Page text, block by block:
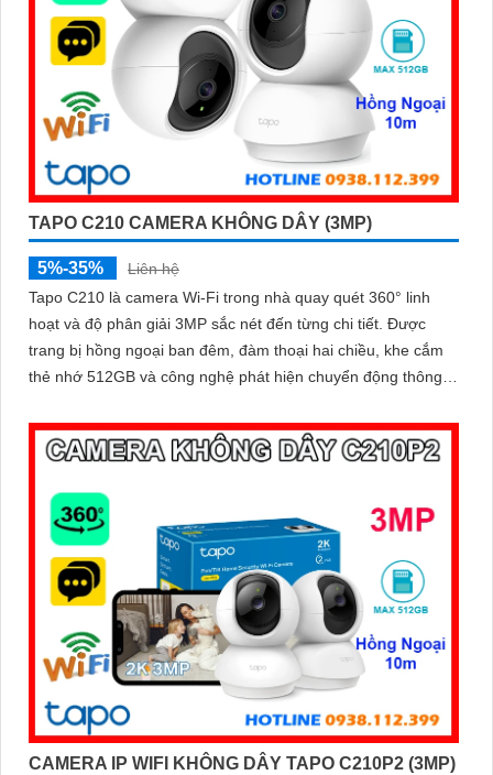
TAPO C210 CAMERA KHÔNG DÂY (3MP)
5%-35%
Liên hệ
Tapo C210 là camera Wi-Fi trong nhà quay quét 360° linh
hoạt và độ phân giải 3MP sắc nét đến từng chi tiết. Được
trang bị hồng ngoại ban đêm, đàm thoại hai chiều, khe cắm
thẻ nhớ 512GB và công nghệ phát hiện chuyển động thông
CAMERA IP WIFI KHÔNG DÂY TAPO C210P2 (3MP)